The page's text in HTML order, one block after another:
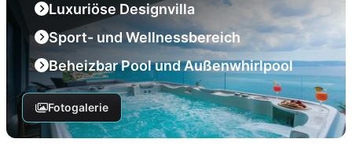
Luxuriöse Designvilla
Sport- und Wellnessbereich
Beheizbar Pool und Außenwhirlpool
Fotogalerie